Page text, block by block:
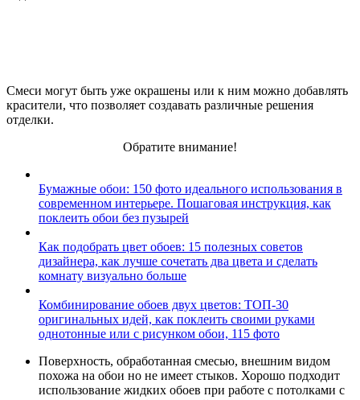
Смеси могут быть уже окрашены или к ним можно добавлять
красители, что позволяет создавать различные решения
отделки.
Обратите внимание!
Бумажные обои: 150 фото идеального использования в
современном интерьере. Пошаговая инструкция, как
поклеить обои без пузырей
Как подобрать цвет обоев: 15 полезных советов
дизайнера, как лучше сочетать два цвета и сделать
комнату визуально больше
Комбинирование обоев двух цветов: ТОП-30
оригинальных идей, как поклеить своими руками
однотонные или с рисунком обои, 115 фото
Поверхность, обработанная смесью, внешним видом
похожа на обои но не имеет стыков. Хорошо подходит
использование жидких обоев при работе с потолками с